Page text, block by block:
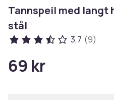
Tannspeil med
stål
3,7 (9)
69 kr